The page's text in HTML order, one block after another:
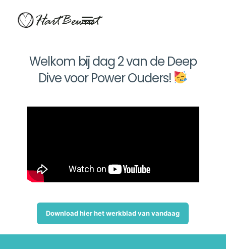
HartBewust
Welkom bij dag 2 van de Deep
Dive voor Power Ouders!
Download hier het werkblad van vandaag